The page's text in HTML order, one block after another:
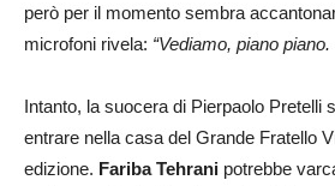
però per il momento sembra
microfoni rivela: “Vediamo, piano
Intanto, la suocera di Pierpaolo Pretelli
entrare nella casa del Grande Fratello
edizione. Fariba Tehrani potrebbe